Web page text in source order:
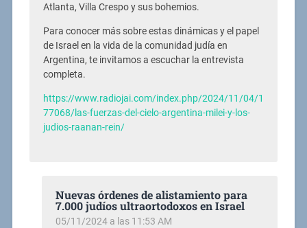
Atlanta, Villa Crespo y sus bohemios.
Para conocer más sobre estas dinámicas y el papel
de Israel en la vida de la comunidad judía en
Argentina, te invitamos a escuchar la entrevista
completa.
https://www.radiojai.com/index.php/2024/11/04/1
77068/las-fuerzas-del-cielo-argentina-milei-y-los-
judios-raanan-rein/
Nuevas órdenes de alistamiento para
7.000 judíos ultraortodoxos en Israel
05/11/2024 a las 11:53 AM